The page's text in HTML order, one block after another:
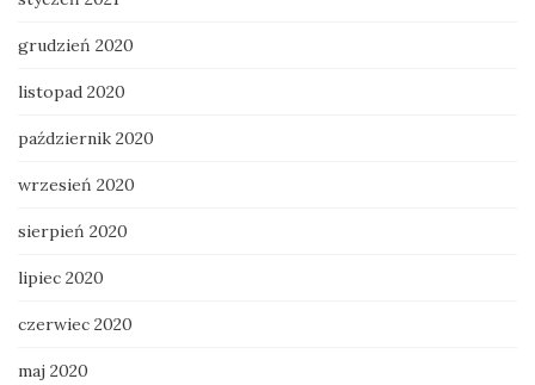
grudzień 2020
listopad 2020
październik 2020
wrzesień 2020
sierpień 2020
lipiec 2020
czerwiec 2020
maj 2020